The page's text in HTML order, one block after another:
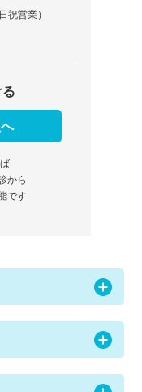
祝営業）
から
です